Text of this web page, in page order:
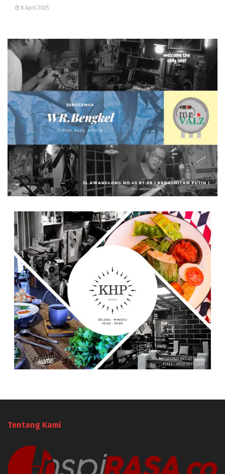
8 April 2025
Tentang Kami